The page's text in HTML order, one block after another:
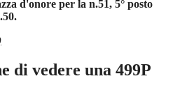
d'onore per la n.51, 5° posto
di vedere una 499P